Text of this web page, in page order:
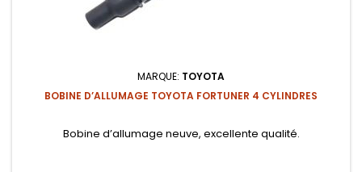
MARQUE: TOYOTA
BOBINE D’ALLUMAGE TOYOTA FORTUNER 4 CYLINDRES
Bobine d’allumage neuve, excellente qualité.